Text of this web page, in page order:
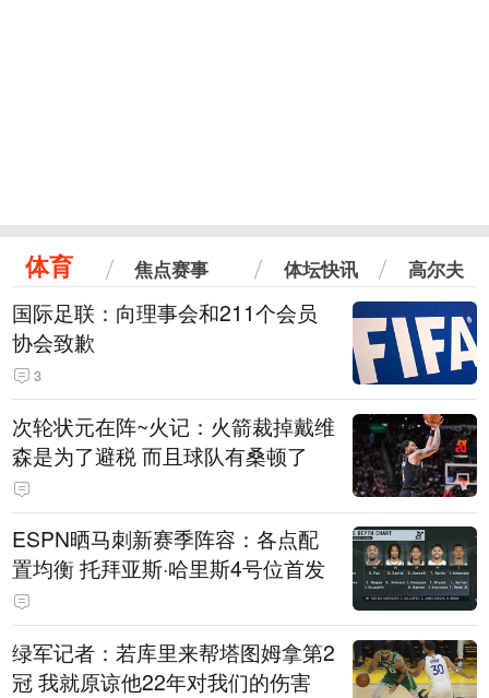
体育 焦点赛事 体坛快讯 高尔夫
国际足联：向理事会和211个会员
协会致歉
3
次轮状元在阵~火记：火箭裁掉戴维
森是为了避税 而且球队有桑顿了
ESPN晒马刺新赛季阵容：各点配
置均衡 托拜亚斯·哈里斯4号位首发
绿军记者：若库里来帮塔图姆拿第2
冠 我就原谅他22年对我们的伤害